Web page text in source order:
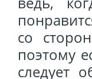
со
поэтому
следует